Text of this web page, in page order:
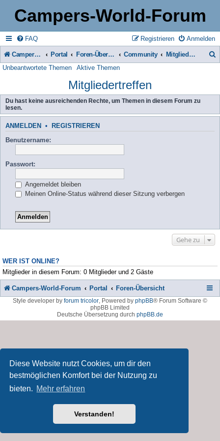
Diese Website nutzt Cookies, um dir den
bestmöglichen Komfort bei der Nutzung zu
bieten. Mehr erfahren
Verstanden!
Campers-World-Forum
FAQ Anmelden
Registrieren
Campers-World-Forum Portal Foren-Übersicht Community Mitgliedertreffen
h
Unbeantwortete Themen Aktive Themen
Mitgliedertreffen
Du hast keine ausreichenden Rechte, um Themen in diesem Forum zu
lesen.
ANMELDEN • REGISTRIEREN
Benutzername:
Passwort:
Angemeldet bleiben
Meinen Online-Status während dieser Sitzung verbergen
Gehe zu
WER IST ONLINE?
Mitglieder in diesem Forum: 0 Mitglieder und 2 Gäste
Campers-World-Forum Portal Foren-Übersicht
Style developer by forum tricolor, Powered by phpBB® Forum Software ©
phpBB Limited
Deutsche Übersetzung durch phpBB.de